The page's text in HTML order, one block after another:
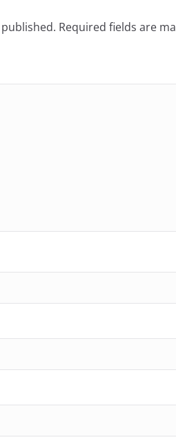
Required fields are